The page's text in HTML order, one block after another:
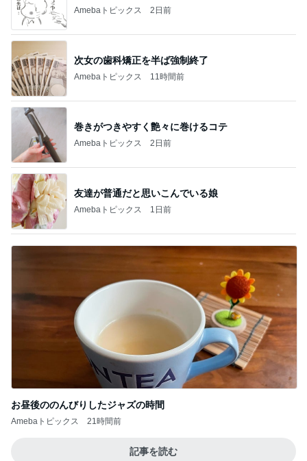
Amebaトピックス 2日前
次女の歯科矯正を半ば強制終了
Amebaトピックス 11時間前
巻きがつきやすく艶々に巻けるコテ
Amebaトピックス 2日前
友達が普通だと思いこんでいる娘
Amebaトピックス 1日前
お昼後ののんびりしたジャズの時間
Amebaトピックス 21時間前
記事を読む